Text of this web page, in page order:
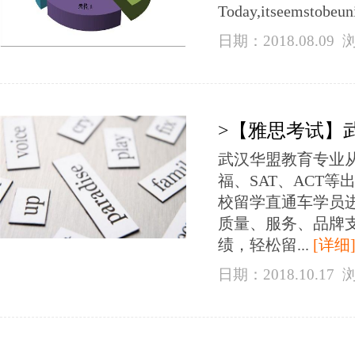
日期：2018.08.09
>【雅思考试】
武汉华盟教育专业
福、SAT、ACT等
校留学直通车学员
质量、服务、品牌
绩，轻松留... [详细]
日期：2018.10.17